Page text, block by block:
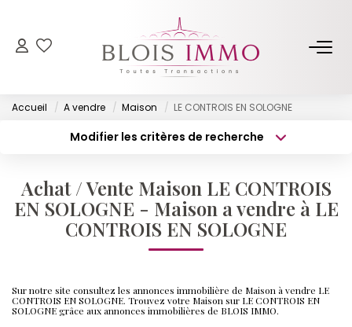
NOS BIENS
Acheter
Louer
Off Market
ESTIMER
FAIRE GÉRER
Accueil A vendre Maison LE CONTROIS EN SOLOGNE
Modifier les critères de recherche
Sélectionnez...
Type de bien
Surface min
Budget max Plus de critères
Achat / Vente Maison LE CONTROIS
EN SOLOGNE - Maison a vendre à LE
CONTROIS EN SOLOGNE
Sur notre site consultez les annonces immobilière de Maison à vendre LE
CONTROIS EN SOLOGNE. Trouvez votre Maison sur LE CONTROIS EN
SOLOGNE grâce aux annonces immobilières de BLOIS IMMO.